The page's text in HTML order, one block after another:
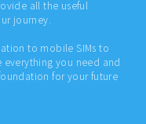
all the useful
journey.
to mobile SIMs to
everything you need and
for your future